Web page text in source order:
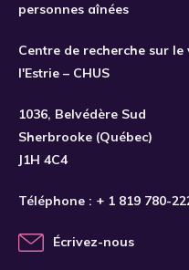
personnes aînées
Centre de recherche sur le
l'Estrie – CHUS
1036, Belvédère Sud
Sherbrooke (Québec)
J1H 4C4
Téléphone : + 1 819 780-
Écrivez-nous